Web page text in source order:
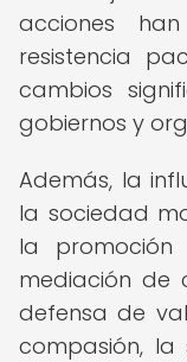
acciones
resistencia
cambios
gobiernos y
Además, la
la sociedad
la promoción
mediación de
defensa de
compasión,